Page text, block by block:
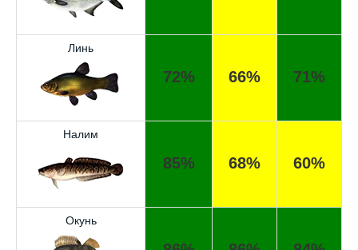
Линь
72% 66% 71%
Налим
85% 68% 60%
Окунь
Отличный прогноз клёва! Сегодня поймал